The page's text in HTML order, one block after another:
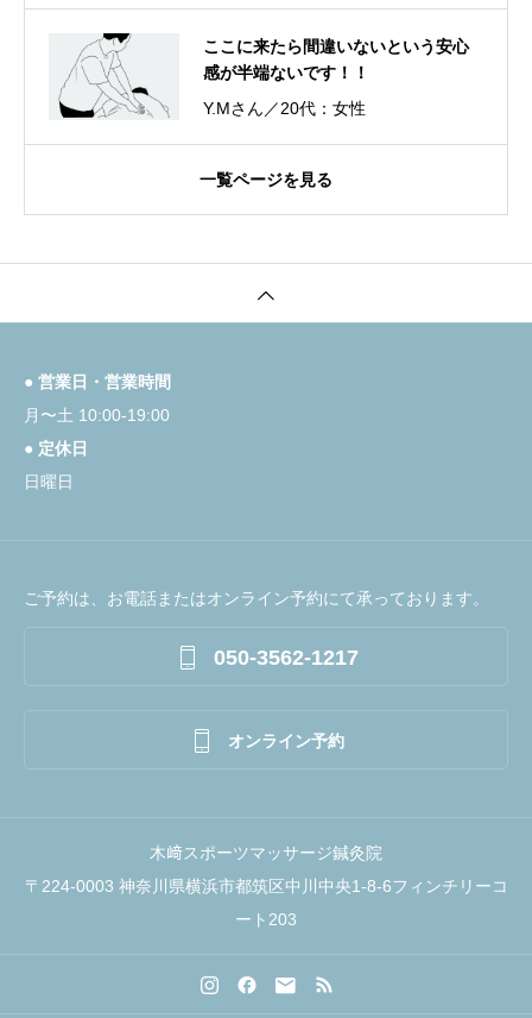
ここに来たら間違いないという安心
感が半端ないです！！
Y.Mさん／20代：女性
一覧ページを見る
● 営業日・営業時間
月〜土 10:00-19:00
● 定休日
日曜日
ご予約は、お電話またはオンライン予約にて承っております。
 050-3562-1217
 オンライン予約
木﨑スポーツマッサージ鍼灸院
〒224-0003 神奈川県横浜市都筑区中川中央1-8-6フィンチリーコ
ート203